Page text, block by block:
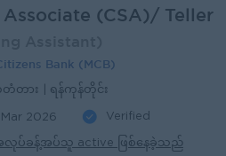
(CSA)/ Teller
Bank (MCB)
တံတား | ရန်ကုန်တိုင်း
Mar 2026 Verified
လုပ်ခန့်အပ်သူ active ဖြစ်နေခဲ့သည်